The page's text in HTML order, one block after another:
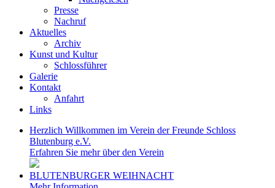
Presse
Nachruf
Aktuelles
Archiv
Kunst und Kultur
Schlossführer
Galerie
Kontakt
Anfahrt
Links
Herzlich Willkommen im Verein der Freunde Schloss
Blutenburg e.V.
Erfahren Sie mehr über den Verein
BLUTENBURGER WEIHNACHT